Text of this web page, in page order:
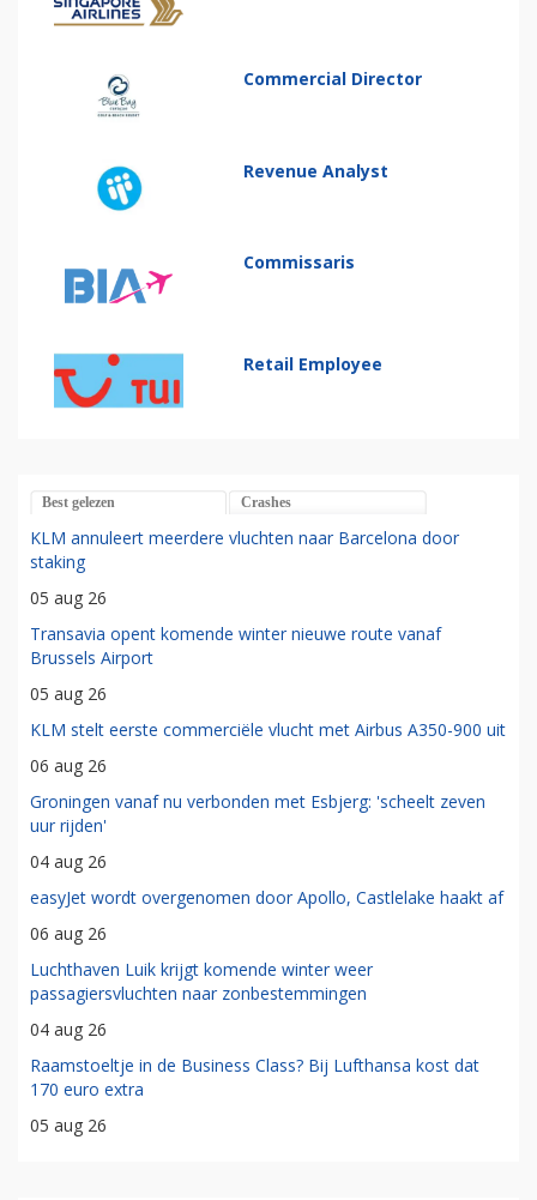
Commercial Director
Revenue Analyst
Commissaris
Retail Employee
Best gelezen Crashes
KLM annuleert meerdere vluchten naar Barcelona door
staking
05 aug 26
Transavia opent komende winter nieuwe route vanaf
Brussels Airport
05 aug 26
KLM stelt eerste commerciële vlucht met Airbus A350-900 uit
06 aug 26
Groningen vanaf nu verbonden met Esbjerg: 'scheelt zeven
uur rijden'
04 aug 26
easyJet wordt overgenomen door Apollo, Castlelake haakt af
06 aug 26
Luchthaven Luik krijgt komende winter weer
passagiersvluchten naar zonbestemmingen
04 aug 26
Raamstoeltje in de Business Class? Bij Lufthansa kost dat
170 euro extra
05 aug 26